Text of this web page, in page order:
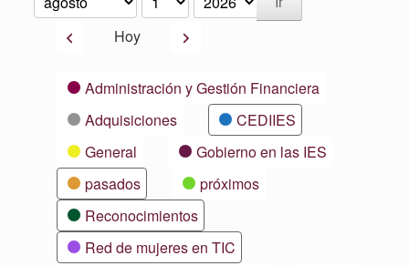
Mes
Día
Año
AnteriorHoy Siguiente
CategoríasAdministración y Gestión Financiera
Adquisiciones
CEDIIES
General
Gobierno en las IES
pasados
próximos
Reconocimientos
Red de mujeres en TIC